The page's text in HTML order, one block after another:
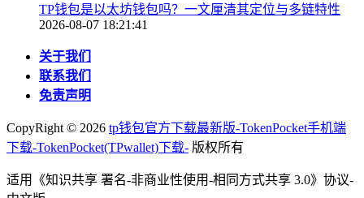
TP钱包是以太坊钱包吗？一文厘清其定位与多链特性
2026-08-07 18:21:41
关于我们
联系我们
免责声明
CopyRight © 2026 tp钱包官方下载最新版-TokenPocket手机端
下载-TokenPocket(TPwallet)下载- 版权所有
适用《知识共享 署名-非商业性使用-相同方式共享 3.0》协议-